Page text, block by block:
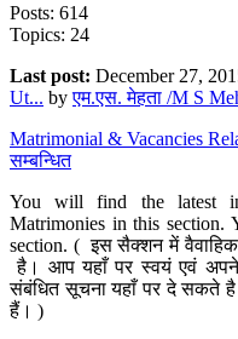
Posts: 614
Topics: 24
Last post: December 27,
Ut... byएम.एस. मेहता /M S
Matrimonial & Vacancies
सम्बन्धित
You will find the latest
Matrimonies in this section.
section. ( इस सैक्शन में वैवाहिक
है। आप यहाँ पर स्वयं एवं अपने
संबंधित सूचना यहाँ पर दे सकते
हैं। )